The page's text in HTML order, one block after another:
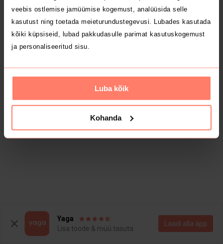
veebis ostlemise jamüümise kogemust, analüüsida selle
kasutust ning toetada meieturundustegevusi. Lubades kasutada
kõiki küpsiseid, lubad pakkudasulle parimat kasutuskogemust
ja personaliseeritud sisu.
Luba kõik
Kohanda
Yaga
Lisa toode & müü tasuta
Laadi alla äpp